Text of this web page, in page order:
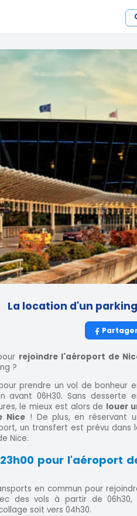
La location d'un
Partager
rejoindre l'aéroport de
?
prendre un vol de bonheur
avant 06H30. Sans desserte
le mieux est alors de louer
Nice ! De plus, en réservant
un transfert est prévu dans
Nice.
pour l'aéroport
en commun pour
des vols à partir de 06h30,
soit vers 04h30.